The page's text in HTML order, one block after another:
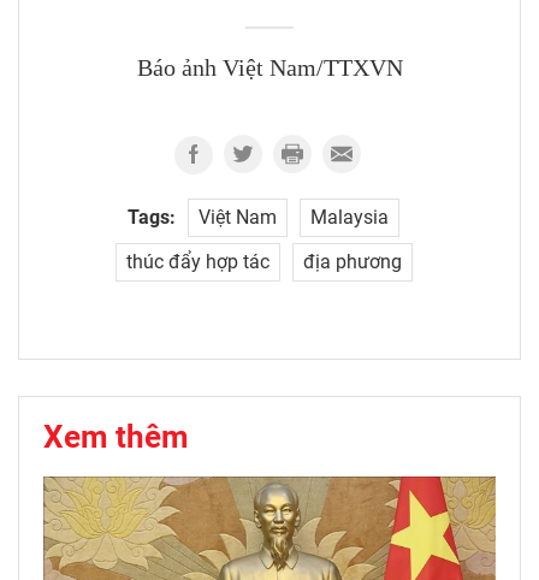
Báo ảnh Việt Nam/TTXVN
Tags: Việt Nam
Malaysia
thúc đẩy hợp tác
địa phương
Xem thêm